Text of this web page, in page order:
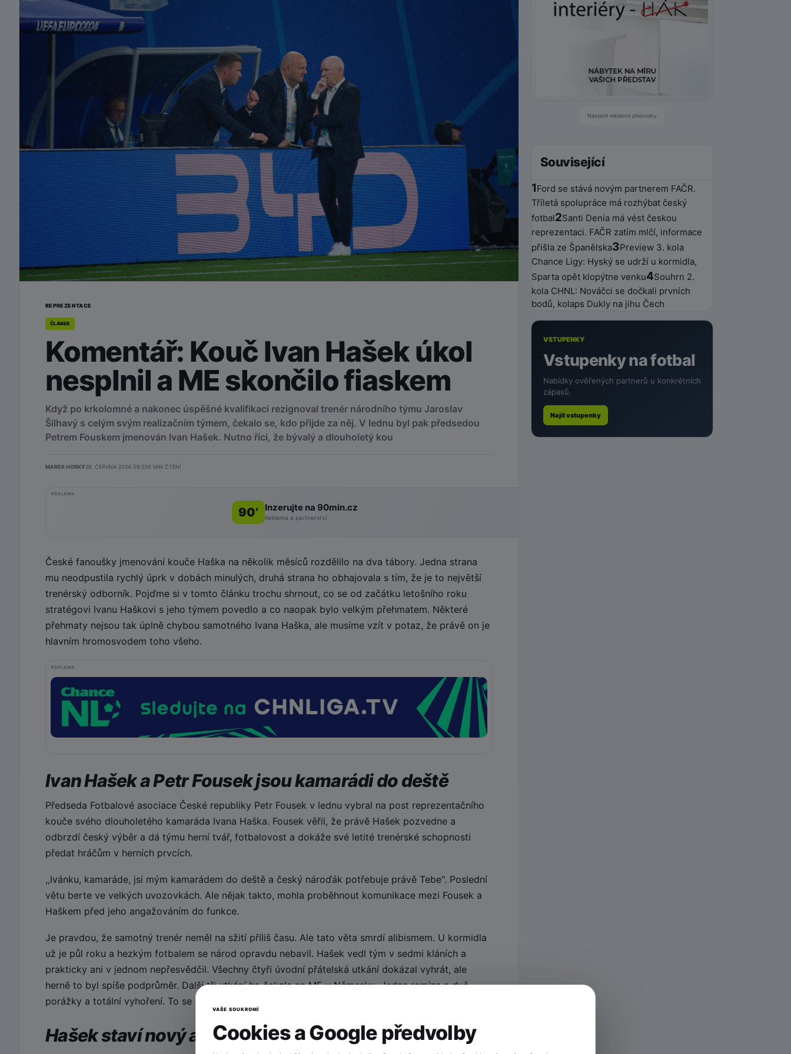
REPREZENTACE
ČLÁNEK
Komentář: Kouč Ivan Hašek úkol
nesplnil a ME skončilo fiaskem
Když po krkolomné a nakonec úspěšné kvalifikaci rezignoval trenér národního týmu Jaroslav
Šilhavý s celým svým realizačním týmem, čekalo se, kdo přijde za něj. V lednu byl pak předsedou
Petrem Fouskem jmenován Ivan Hašek. Nutno říci, že bývalý a dlouholetý kou
MAREK HORKÝ28. ČERVNA 2024 08:236 MIN ČTENÍ
REKLAMA
90’ Inzerujte na 90min.cz
Reklama a partnerství
České fanoušky jmenování kouče Haška na několik měsíců rozdělilo na dva tábory. Jedna strana
mu neodpustila rychlý úprk v dobách minulých, druhá strana ho obhajovala s tím, že je to největší
trenérský odborník. Pojďme si v tomto článku trochu shrnout, co se od začátku letošního roku
stratégovi Ivanu Haškovi s jeho týmem povedlo a co naopak bylo velkým přehmatem. Některé
přehmaty nejsou tak úplně chybou samotného Ivana Haška, ale musíme vzít v potaz, že právě on je
hlavním hromosvodem toho všeho.
REKLAMA
Ivan Hašek a Petr Fousek jsou kamarádi do deště
Předseda Fotbalové asociace České republiky Petr Fousek v lednu vybral na post reprezentačního
kouče svého dlouholetého kamaráda Ivana Haška. Fousek věřil, že právě Hašek pozvedne a
odbrzdí český výběr a dá týmu herní tvář, fotbalovost a dokáže své letité trenérské schopnosti
předat hráčům v herních prvcích.
,,Ivánku, kamaráde, jsi mým kamarádem do deště a český nároďák potřebuje právě Tebe". Poslední
větu berte ve velkých uvozovkách. Ale nějak takto, mohla proběhnout komunikace mezi Fousek a
Haškem před jeho angažováním do funkce.
Je pravdou, že samotný trenér neměl na sžití příliš času. Ale tato věta smrdí alibismem. U kormidla
už je půl roku a hezkým fotbalem se národ opravdu nebavil. Hašek vedl tým v sedmi kláních a
prakticky ani v jednom nepřesvědčil. Všechny čtyři úvodní přátelská utkání dokázal vyhrát, ale
herně to byl spíše podprůměr. Další tři utkání ho čekala na ME v Německu. Jedna remíza a dvě
porážky a totální vyhoření. To se opravdu nepovedlo, trenére!
Hašek staví nový a mladý tým
Nastavit reklamní předvolby
Související
1Ford se stává novým partnerem FAČR.
Tříletá spolupráce má rozhýbat český
fotbal2Santi Denia má vést českou
reprezentaci. FAČR zatím mlčí, informace
přišla ze Španělska3Preview 3. kola
Chance Ligy: Hyský se udrží u kormidla,
Sparta opět klopýtne venku4Souhrn 2.
kola CHNL: Nováčci se dočkali prvních
bodů, kolaps Dukly na jihu Čech
VSTUPENKY
Vstupenky na fotbal
Nabídky ověřených partnerů u konkrétních
zápasů.
Najít vstupenky
VAŠE SOUKROMÍ
Cookies a Google předvolby